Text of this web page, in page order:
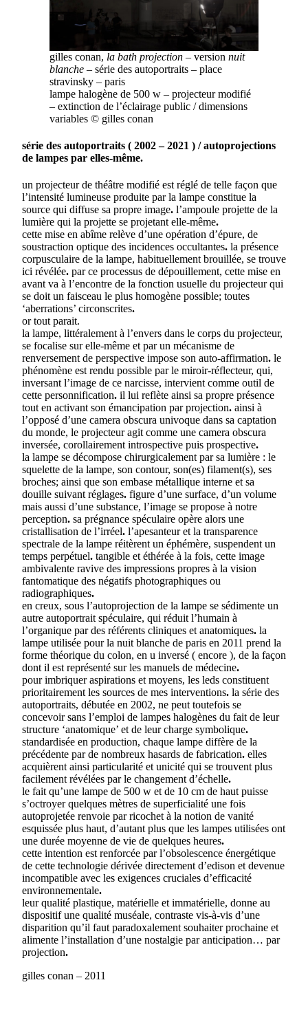
gilles conan, la bath projection – version nuit
blanche – série des autoportraits – place
stravinsky – paris
lampe halogène de 500 w – projecteur modifié
– extinction de l’éclairage public / dimensions
variables © gilles conan
série des autoportraits ( 2002 – 2021 ) / autoprojections
de lampes par elles-même.
un projecteur de théâtre modifié est réglé de telle façon que
l’intensité lumineuse produite par la lampe constitue la
source qui diffuse sa propre image. l’ampoule projette de la
lumière qui la projette se projetant elle-même.
cette mise en abîme relève d’une opération d’épure, de
soustraction optique des incidences occultantes. la présence
corpusculaire de la lampe, habituellement brouillée, se trouve
ici révélée. par ce processus de dépouillement, cette mise en
avant va à l’encontre de la fonction usuelle du projecteur qui
se doit un faisceau le plus homogène possible; toutes
‘aberrations’ circonscrites.
or tout parait.
la lampe, littéralement à l’envers dans le corps du projecteur,
se focalise sur elle-même et par un mécanisme de
renversement de perspective impose son auto-affirmation. le
phénomène est rendu possible par le miroir-réflecteur, qui,
inversant l’image de ce narcisse, intervient comme outil de
cette personnification. il lui reflète ainsi sa propre présence
tout en activant son émancipation par projection. ainsi à
l’opposé d’une camera obscura univoque dans sa captation
du monde, le projecteur agit comme une camera obscura
inversée, corollairement introspective puis prospective.
la lampe se décompose chirurgicalement par sa lumière : le
squelette de la lampe, son contour, son(es) filament(s), ses
broches; ainsi que son embase métallique interne et sa
douille suivant réglages. figure d’une surface, d’un volume
mais aussi d’une substance, l’image se propose à notre
perception. sa prégnance spéculaire opère alors une
cristallisation de l’irréel. l’apesanteur et la transparence
spectrale de la lampe réitèrent un éphémère, suspendent un
temps perpétuel. tangible et éthérée à la fois, cette image
ambivalente ravive des impressions propres à la vision
fantomatique des négatifs photographiques ou
radiographiques.
en creux, sous l’autoprojection de la lampe se sédimente un
autre autoportrait spéculaire, qui réduit l’humain à
l’organique par des référents cliniques et anatomiques. la
lampe utilisée pour la nuit blanche de paris en 2011 prend la
forme théorique du colon, en u inversé ( encore ), de la façon
dont il est représenté sur les manuels de médecine.
pour imbriquer aspirations et moyens, les leds constituent
prioritairement les sources de mes interventions. la série des
autoportraits, débutée en 2002, ne peut toutefois se
concevoir sans l’emploi de lampes halogènes du fait de leur
structure ‘anatomique’ et de leur charge symbolique.
standardisée en production, chaque lampe diffère de la
précédente par de nombreux hasards de fabrication. elles
acquièrent ainsi particularité et unicité qui se trouvent plus
facilement révélées par le changement d’échelle.
le fait qu’une lampe de 500 w et de 10 cm de haut puisse
s’octroyer quelques mètres de superficialité une fois
autoprojetée renvoie par ricochet à la notion de vanité
esquissée plus haut, d’autant plus que les lampes utilisées ont
une durée moyenne de vie de quelques heures.
cette intention est renforcée par l’obsolescence énergétique
de cette technologie dérivée directement d’edison et devenue
incompatible avec les exigences cruciales d’efficacité
environnementale.
leur qualité plastique, matérielle et immatérielle, donne au
dispositif une qualité muséale, contraste vis-à-vis d’une
disparition qu’il faut paradoxalement souhaiter prochaine et
alimente l’installation d’une nostalgie par anticipation… par
projection.
gilles conan – 2011